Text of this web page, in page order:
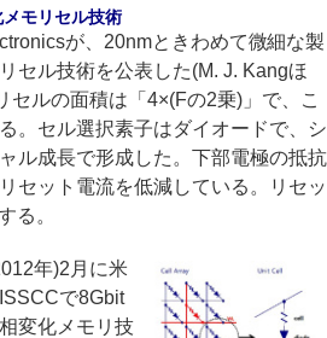
モリセル技術
が、20nmときわめて微細な製
セル技術を公表した(M. J. Kangほ
セルの面積は「4×(Fの2乗)」で、こ
。セル選択素子はダイオードで、シ
ル成長で形成した。下部電極の抵抗
セット電流を低減している。リセッ
る。
年)2月に米
で8Gbit
変化メモリ技